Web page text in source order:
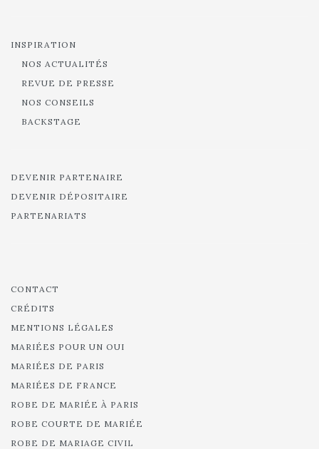
INSPIRATION
NOS ACTUALITÉS
REVUE DE PRESSE
NOS CONSEILS
BACKSTAGE
DEVENIR PARTENAIRE
DEVENIR DÉPOSITAIRE
PARTENARIATS
CONTACT
CRÉDITS
MENTIONS LÉGALES
MARIÉES POUR UN OUI
MARIÉES DE PARIS
MARIÉES DE FRANCE
ROBE DE MARIÉE À PARIS
ROBE COURTE DE MARIÉE
ROBE DE MARIAGE CIVIL